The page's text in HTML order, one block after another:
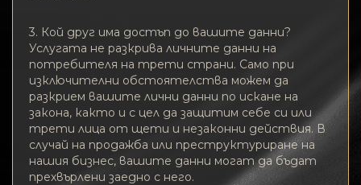
3. Кой друг има достъп до вашите данни?
Услугата не разкрива личните данни на
потребителя на трети страни. Само при
изключителни обстоятелства можем да
разкрием вашите лични данни по искане на
закона, както и с цел да защитим себе си или
трети лица от щети и незаконни действия. В
случай на продажба или преструктуриране на
нашия бизнес, вашите данни могат да бъдат
прехвърлени заедно с него.